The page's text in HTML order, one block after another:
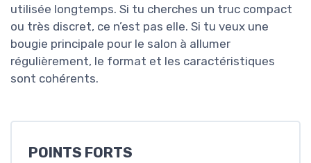
utilisée longtemps. Si tu cherches un truc compact
ou très discret, ce n’est pas elle. Si tu veux une
bougie principale pour le salon à allumer
régulièrement, le format et les caractéristiques
sont cohérents.
POINTS FORTS